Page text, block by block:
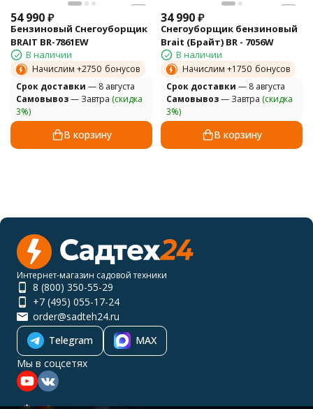
54 990₽
Бензиновый Снегоуборщик
BRAIT BR-7861EW
В наличии
Начислим +2750 бонусов
Cрок доставки — 8 августа
Самовывоз— Завтра (скидка
3%)
В корзину
34 990₽
Снегоуборщик бензиновый
Brait (Брайт) BR - 7056W
В наличии
Начислим +1750 бонусов
Cрок доставки — 8 августа
Самовывоз— Завтра (скидка
3%)
В корзину
Интернет-магазин садовой техники
8 (800) 350-55-29
+7 (495) 055-17-24
order@sadteh24.ru
Telegram
MAX
Мы в соцсетях